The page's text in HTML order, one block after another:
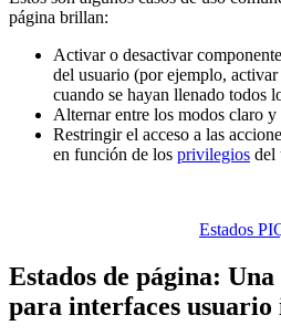
página brillan:
Activar o desactivar
del usuario (por ejemplo,
cuando se hayan llenado todos
Alternar entre los modos claro
Restringir el acceso a las
en función de los privilegios del
Estados
Estados de página:
para interfaces